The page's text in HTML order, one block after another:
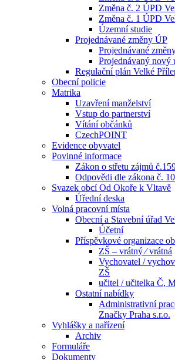
Změna č. 2 ÚPD
Změna č. 1 ÚPD
Územní studie
Projednávané změny ÚP
Projednávané
Projednávaný nový
Regulační plán Velké
Obecní policie
Matrika
Uzavření manželství
Vstup do partnerství
Vítání občánků
CzechPOINT
Evidence obyvatel
Povinné informace
Zákon o střetu zájmů
Odpovědi dle zákona č.
Svazek obcí Od Okoře k Vltavě
Úřední deska
Volná pracovní místa
Obecní a Stavební úřad
Účetní
Příspěvkové organizace
ZŠ – vrátný ⁄ vrátná
Vychovatel /
ZŠ
učitel / učitelka Č,
Ostatní nabídky
Administrativní
Značky Praha s.r.o.
Vyhlášky a nařízení
Archiv
Formuláře
Dokumenty